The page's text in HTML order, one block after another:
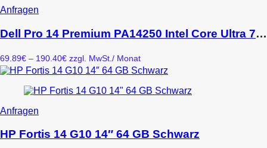
gewählt
Anfragen
weist
mehrere
auf.
Die
können
der
gewählt
Dell Pro 14 Premium PA14250 Intel Core Ultra 7 QHD+ Touch 32 GB RAM 512 GB SSD Win 11 Pro
69.89€ – 190.40€Preisspanne:
69.89€
190.40€
zzgl. MwSt. / Monat
Anfragen
weist
mehrere
HP Fortis 14 G10 14″ 64 GB Schwarz